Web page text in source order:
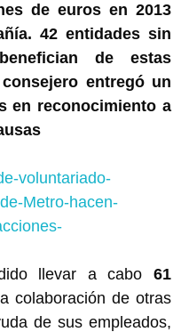
de euros en 2013
42 entidades sin
de estas
entregó un
en reconocimiento a
llevar a cabo 61
colaboración de otras
de sus empleados,